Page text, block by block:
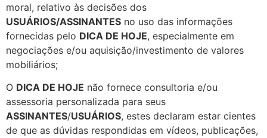
moral, relativo às decisões dos
USUÁRIOS/ASSINANTES no uso das informações
fornecidas pelo DICA DE HOJE, especialmente em
negociações e/ou aquisição/investimento de valores
mobiliários;
O DICA DE HOJE não fornece consultoria e/ou
assessoria personalizada para seus
ASSINANTES/USUÁRIOS, estes declaram estar cientes
de que as dúvidas respondidas em vídeos, publicações,